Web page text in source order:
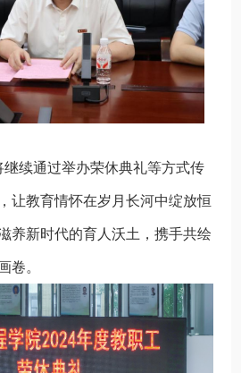
继续通过举办荣休典礼等方式传
让教育情怀在岁月长河中绽放恒
养新时代的育人沃土，携手共绘
卷。